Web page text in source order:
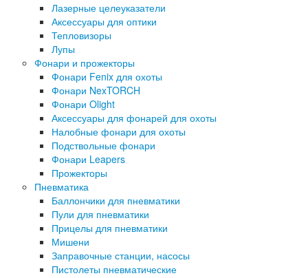
Лазерные целеуказатели
Аксессуары для оптики
Тепловизоры
Лупы
Фонари и прожекторы
Фонари Fenix для охоты
Фонари NexTORCH
Фонари Olight
Аксессуары для фонарей для охоты
Налобные фонари для охоты
Подствольные фонари
Фонари Leapers
Прожекторы
Пневматика
Баллончики для пневматики
Пули для пневматики
Прицелы для пневматики
Мишени
Заправочные станции, насосы
Пистолеты пневматические